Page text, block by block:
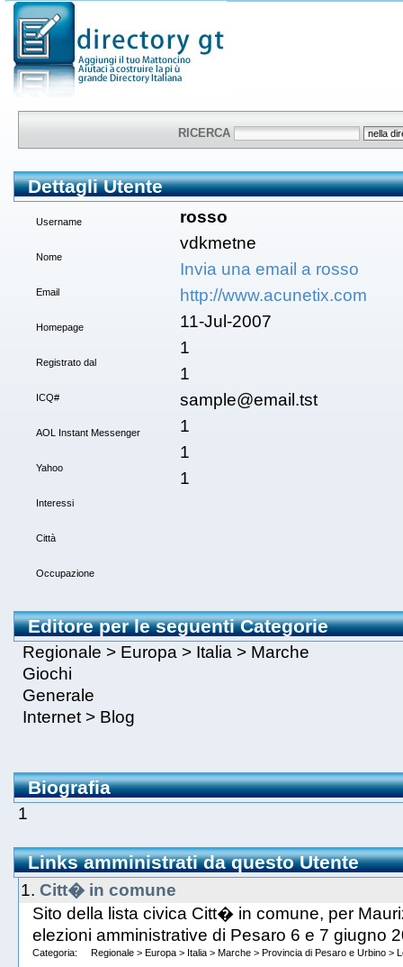
RICERCA
Dettagli Utente
Username rosso
Nome
vdkmetne
Email
Invia una email a rosso
Homepage
http://www.acunetix.com
Registrato dal
11-Jul-2007
ICQ#
1
AOL Instant Messenger
1
Yahoo
sample@email.tst
Interessi
1
Città
1
Occupazione
1
Editore per le seguenti Categorie
Regionale > Europa > Italia > Marche
Giochi
Generale
Internet > Blog
Biografia
1
Links amministrati da questo Utente
1. Citt� in comune
Sito della lista civica Citt� in comune, per
elezioni amministrative di Pesaro 6 e 7 giugno
Categoria: Regionale > Europa > Italia > Marche > Provincia di Pesaro e Urbino >